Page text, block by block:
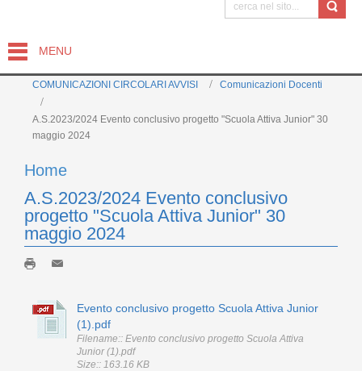
MENU
COMUNICAZIONI CIRCOLARI AVVISI Comunicazioni Docenti
A.S.2023/2024 Evento conclusivo progetto "Scuola Attiva Junior" 30
maggio 2024
Home
A.S.2023/2024 Evento conclusivo
progetto "Scuola Attiva Junior" 30
maggio 2024
Evento conclusivo progetto Scuola Attiva Junior
(1).pdf
Filename:: Evento conclusivo progetto Scuola Attiva
Junior (1).pdf
Size:: 163.16 KB